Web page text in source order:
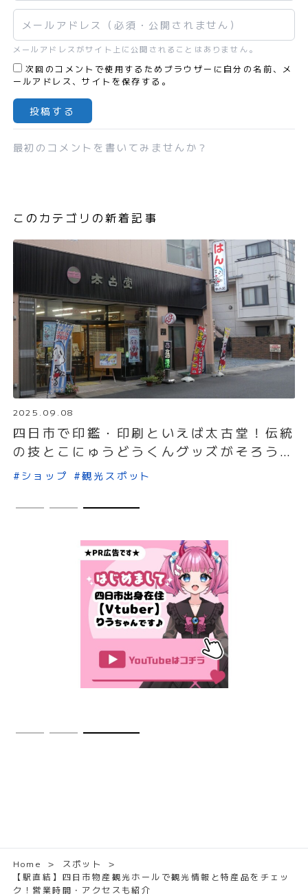
メールアドレス
メールアドレスがサイト上に公開されることはありません。
次回のコメントで使用するためブラウザーに自分の名前、メ
ールアドレス、サイトを保存する。
最初のコメントを書いてみませんか？
このカテゴリの新着記事
2025.09.08
四日市で印鑑・印刷といえば太古堂！伝統
の技とこにゅうどうくんグッズがそろう人
気店
#ショップ #観光スポット
Home ＞ スポット
＞
【駅直結】四日市物産観光ホールで観光情報と特産品をチェッ
ク！営業時間・アクセスも紹介